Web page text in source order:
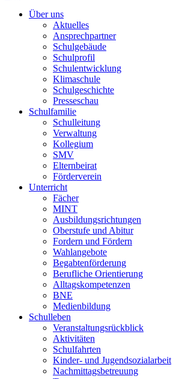
Über uns
Aktuelles
Ansprechpartner
Schulgebäude
Schulprofil
Schulentwicklung
Klimaschule
Schulgeschichte
Presseschau
Schulfamilie
Schulleitung
Verwaltung
Kollegium
SMV
Elternbeirat
Förderverein
Unterricht
Fächer
MINT
Ausbildungsrichtungen
Oberstufe und Abitur
Fordern und Fördern
Wahlangebote
Begabtenförderung
Berufliche Orientierung
Alltagskompetenzen
BNE
Medienbildung
Schulleben
Veranstaltungsrückblick
Aktivitäten
Schulfahrten
Kinder- und Jugendsozialarbeit
Nachmittagsbetreuung